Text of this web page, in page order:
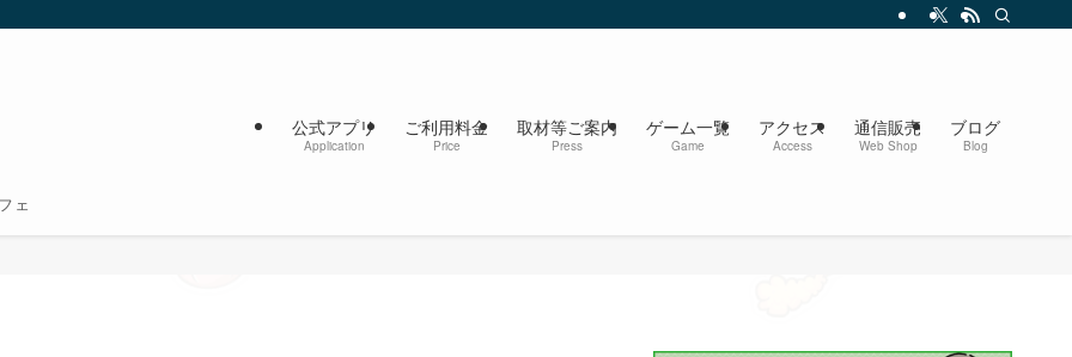
ェ
公式アプリ
Application
ご利用料金
Price
取材等ご案内
Press
ゲーム一覧
Game
アクセス
Access
通信販売
Web Shop
ブログ
Blog